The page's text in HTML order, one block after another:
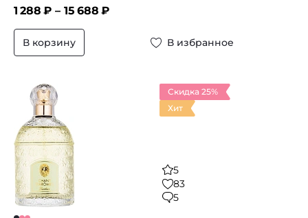
1 288 ₽ – 15 688 ₽
В корзину В избранное
Скидка 25%
Хит
5
83
5